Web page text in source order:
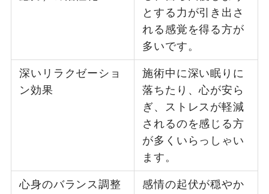
とする力が引き出さ
れる感覚を得る方が
多いです。
深いリラクゼーショ
ン効果
施術中に深い眠りに
落ちたり、心が安ら
ぎ、ストレスが軽減
されるのを感じる方
が多くいらっしゃい
ます。
心身のバランス調整
感情の起伏が穏やか